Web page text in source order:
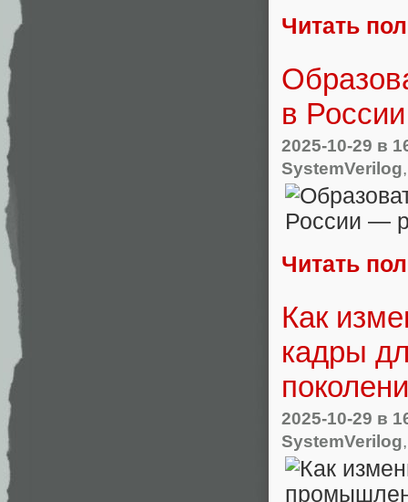
Читать
в
2025-10-29 в
SystemVerilog
Читать
Как
кадры
2025-10-29 в
SystemVerilog